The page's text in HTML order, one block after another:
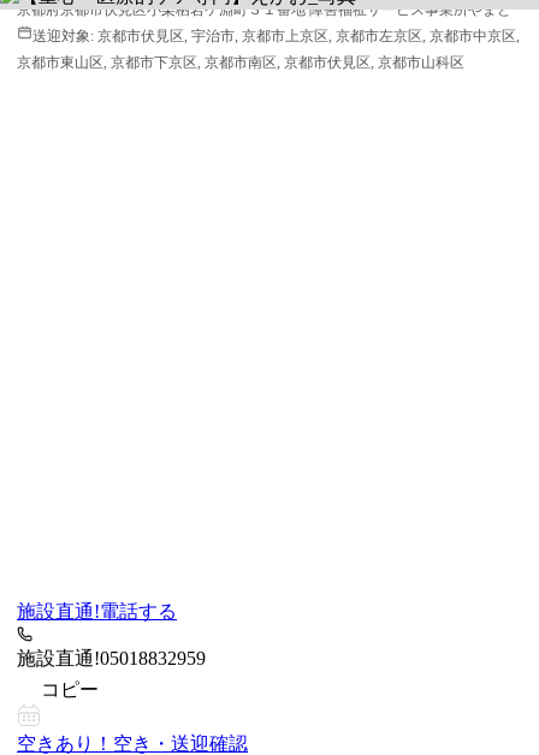
京都府京都市伏見区小栗栖岩ケ淵町３１番地 障害福祉サービス事業所やまと
送迎対象: 京都市伏見区, 宇治市, 京都市上京区, 京都市左京区, 京都市中京区,
京都市東山区, 京都市下京区, 京都市南区, 京都市伏見区, 京都市山科区
施設直通!電話する
施設直通!05018832959
コピー
空きあり！ 空き・送迎確認